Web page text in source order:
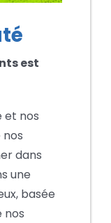
est
et nos
dans
une
basée
nos